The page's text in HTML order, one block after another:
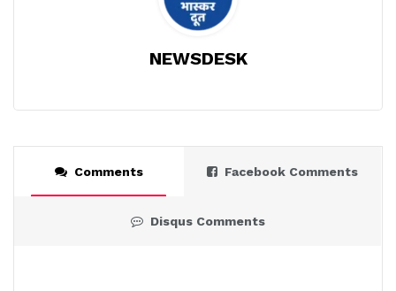
NEWSDESK
Comments Facebook Comments
Disqus Comments